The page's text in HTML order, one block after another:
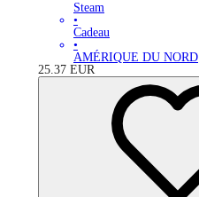
Steam
•
Cadeau
•
AMÉRIQUE DU NORD
25.37 EUR